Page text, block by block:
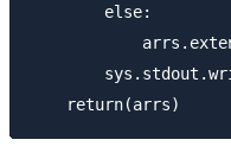
        else: